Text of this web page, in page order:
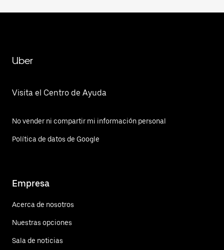
Uber
Visita el Centro de Ayuda
No vender ni compartir mi información personal
Política de datos de Google
Empresa
Acerca de nosotros
Nuestras opciones
Sala de noticias